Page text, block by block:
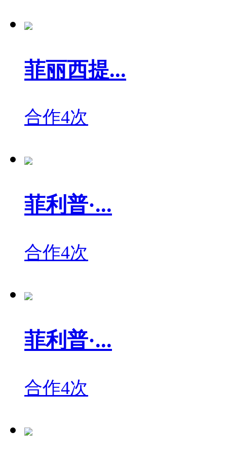
菲丽西提...
合作4次
菲利普·...
合作4次
菲利普·...
合作4次